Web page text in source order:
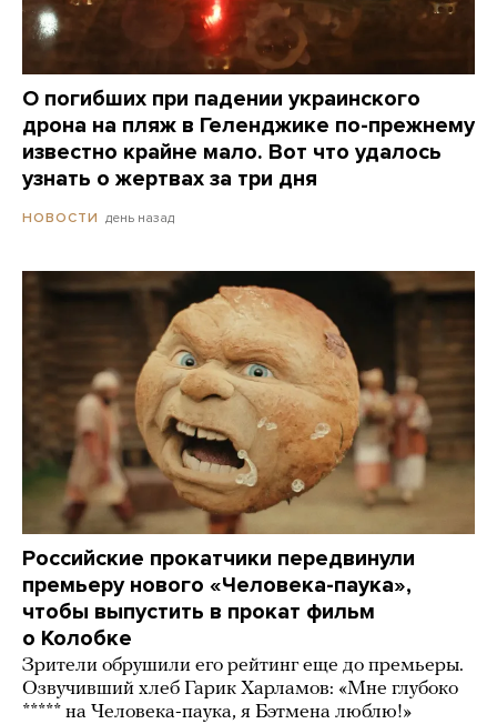
О погибших при падении украинского
дрона на пляж в Геленджике по-прежнему
известно крайне мало. Вот что удалось
узнать о жертвах за три дня
НОВОСТИ день назад
Российские прокатчики передвинули
премьеру нового «Человека-паука»,
чтобы выпустить в прокат фильм
о Колобке
Зрители обрушили его рейтинг еще до премьеры.
Озвучивший хлеб Гарик Харламов: «Мне глубоко
***** на Человека-паука, я Бэтмена люблю!»